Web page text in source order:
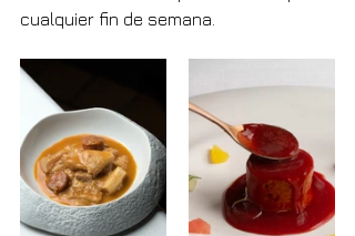
cualquier fin de semana.